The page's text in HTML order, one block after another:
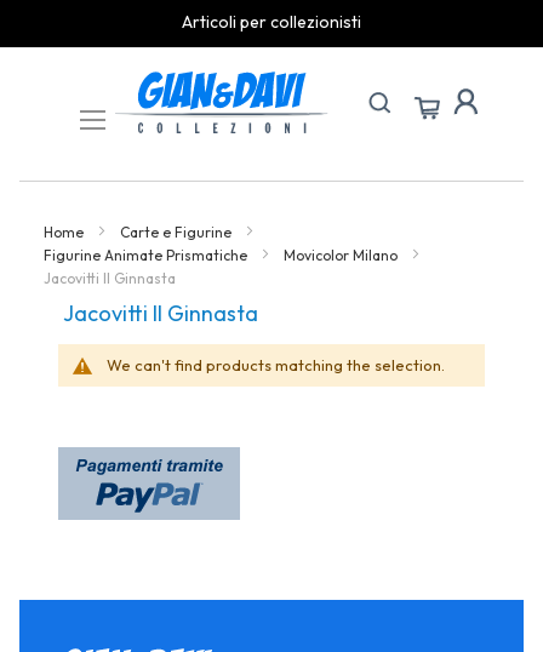
Articoli per collezionisti
Content
Home
Carte e Figurine
Figurine Animate Prismatiche
Movicolor Milano
Jacovitti Il Ginnasta
Jacovitti Il Ginnasta
We can't find products matching the selection.